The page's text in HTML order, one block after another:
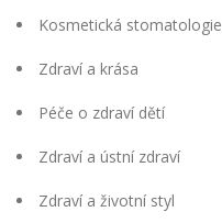
Kosmetická stomatologie
Zdraví a krása
Péče o zdraví dětí
Zdraví a ústní zdraví
Zdraví a životní styl